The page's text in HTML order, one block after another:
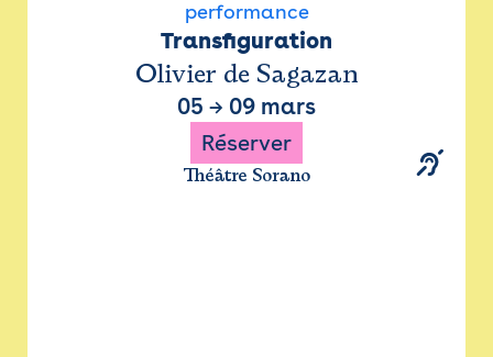
performance
Transfiguration
Olivier de Sagazan
05 → 09 mars
Réserver
Théâtre Sorano